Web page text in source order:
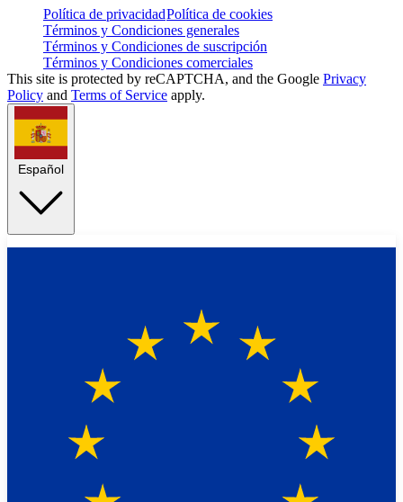
Política de privacidadPolítica de cookies
Términos y Condiciones generales
Términos y Condiciones de suscripción
Términos y Condiciones comerciales
This site is protected by reCAPTCHA, and the Google Privacy
Policy and Terms of Service apply.
Español